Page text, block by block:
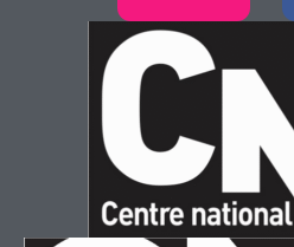
s
t
a